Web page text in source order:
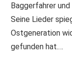
Baggerfahrer
Seine Lieder
Ostgeneration
gefunden hat.…